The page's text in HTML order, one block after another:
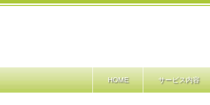
HOME サービス内容